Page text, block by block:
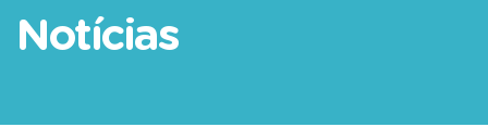
Notícias